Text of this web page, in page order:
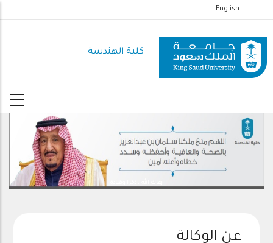
إلى
المحتوى
الرئيسي
English
كلية الهندسة
رعاك الله .. ذخرا وقيادة
عن الوكالة